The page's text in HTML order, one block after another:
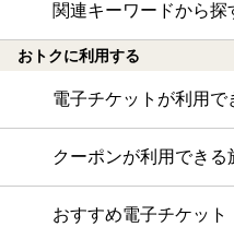
関連キーワードから探
おトクに利用する
電子チケットが利用で
クーポンが利用できる
おすすめ電子チケット